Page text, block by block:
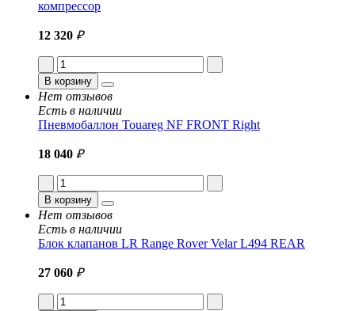
компрессор
12 320 ₽
В корзину
Нет отзывов
Есть в наличии
Пневмобаллон Touareg NF FRONT Right
18 040 ₽
В корзину
Нет отзывов
Есть в наличии
Блок клапанов LR Range Rover Velar L494 REAR
27 060 ₽